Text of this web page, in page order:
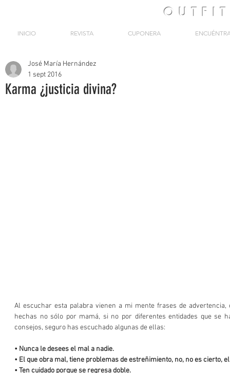
OUTFIT
INICIO REVISTA CUPONERA
Karma ¿justicia divina?
José María Hernández
1 sept 2016
Al escuchar esta palabra vienen a mi mente frases de advertencia,
hechas no sólo por mamá, si no por diferentes entidades que se
consejos, seguro has escuchado algunas de ellas:
• Nunca le desees el mal a nadie.
• El que obra mal, tiene problemas de estreñimiento, no, no es cierto,
• Ten cuidado porque se regresa doble.